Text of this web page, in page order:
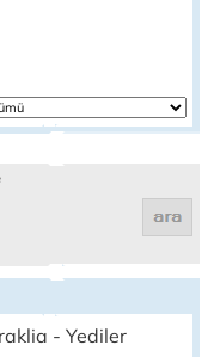
- Yediler